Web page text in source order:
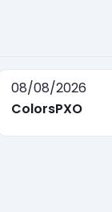
08/08/2026
ColorsPXO